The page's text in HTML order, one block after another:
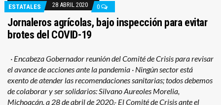
ESTATALES 28 ABRIL 2020 0
Jornaleros agrícolas, bajo inspección para evitar
brotes del COVID-19
· Encabeza Gobernador reunión del Comité de Crisis para revisar
el avance de acciones ante la pandemia · Ningún sector está
exento de atender las recomendaciones sanitarias; todos debemos
de colaborar y ser solidarios: Silvano Aureoles Morelia,
Michoacán, a 28 de abril de 2020.- El Comité de Crisis ante el